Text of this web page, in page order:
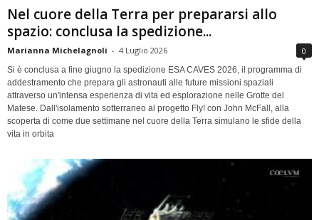
Nel cuore della Terra per prepararsi allo
spazio: conclusa la spedizione...
Marianna Michelagnoli - 4 Luglio 2026 0
Si è conclusa a fine giugno la spedizione ESA CAVES 2026, il programma di
addestramento che prepara gli astronauti alle future missioni spaziali
attraverso un'intensa esperienza di vita ed esplorazione nelle Grotte del
Matese. Dall'isolamento sotterraneo al progetto Fly! con John McFall, alla
scoperta di come due settimane nel cuore della Terra simulano le sfide della
vita in orbita